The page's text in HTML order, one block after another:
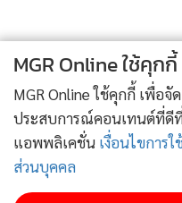
MGR Online ใช้คุก
MGR Online ใช้คุกกี้ เพื่อ
ประสบการณ์คอนเทนต์ที่ดี
แอพพลิเคชั่น เงื่อนไขการ
ส่วนบุคคล